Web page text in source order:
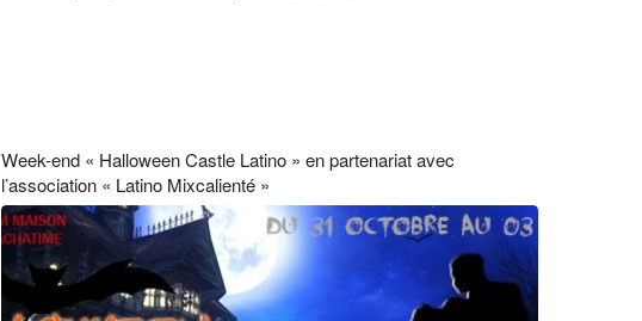
Week-end « Halloween Castle Latino » en partenariat avec
l’association « Latino Mixcalienté »